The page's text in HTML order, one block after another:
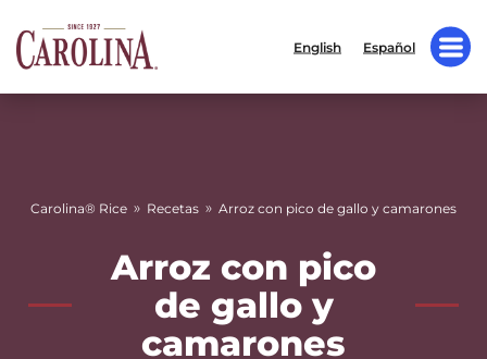
English Español
Carolina® Rice » Recetas » Arroz con pico de gallo y camarones
Arroz con pico
de gallo y
camarones